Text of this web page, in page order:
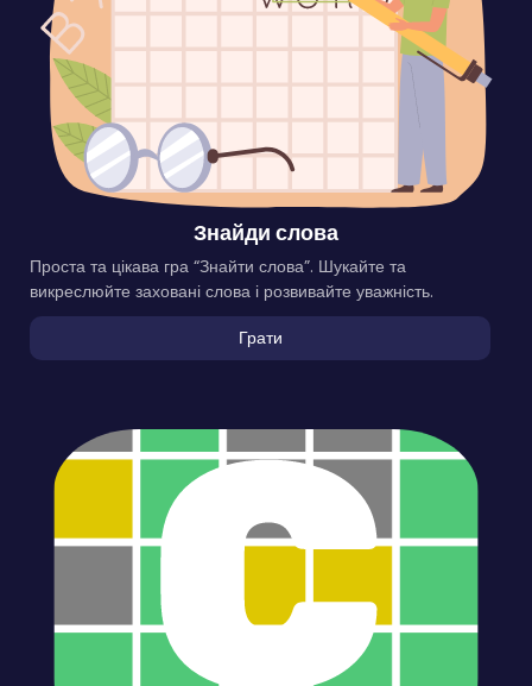
Знайди слова
Проста та цікава гра “Знайти слова”. Шукайте та
викреслюйте заховані слова і розвивайте уважність.
Грати